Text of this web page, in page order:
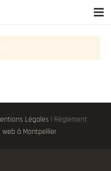
Légales | Règlement
web à Montpellier